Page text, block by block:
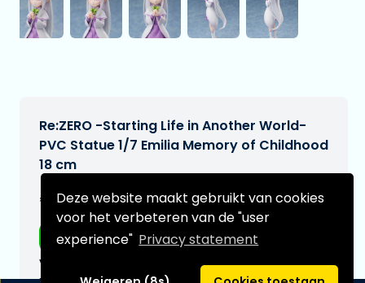
Deze website maakt gebruikt van cookies
voor het verbeteren van de "user
experience" Privacy statement
Re:ZERO -Starting Life in Another World-
PVC Statue 1/7 Emilia Memory of Childhood
18 cm
€164,95[Onder voorbehoud]
Gratis verzending
Verwachtte leverdatum: